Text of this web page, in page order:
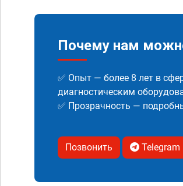
Почему нам
✅ Опыт — более 8 лет в
диагностическим
✅ Прозрачность —
Позвонить Telegram